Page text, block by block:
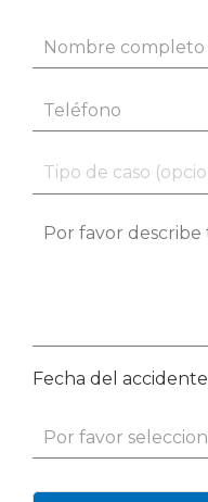
Fecha del accidente